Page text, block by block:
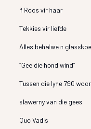
ñ Roos vir haar
Tekkies vir liefde
Alles behalwe n
“Gee die hond wind”
Tussen die lyne 790
slawerny van die gees
Quo Vadis